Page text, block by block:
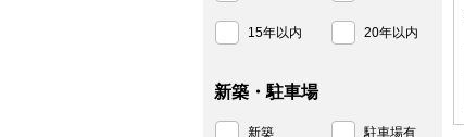
15年以内 20年以内
新築・駐車場
新築 駐車場有